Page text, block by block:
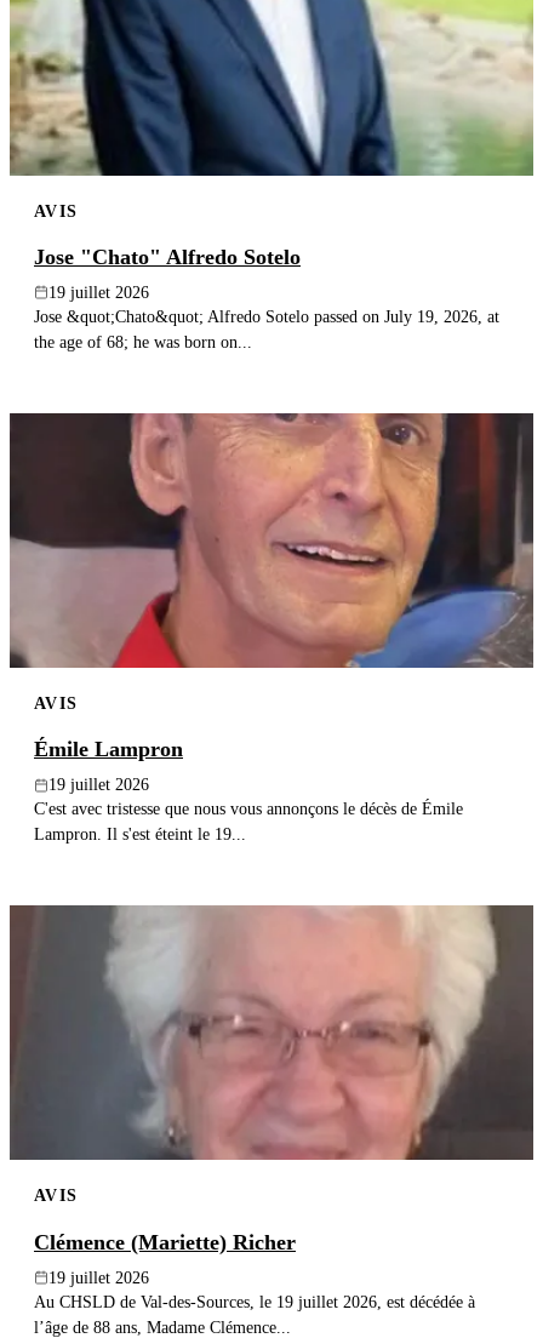
AVIS
Jose "Chato" Alfredo Sotelo
19 juillet 2026
Jose &quot;Chato&quot; Alfredo Sotelo passed on July 19, 2026, at
the age of 68; he was born on...
AVIS
Émile Lampron
19 juillet 2026
C'est avec tristesse que nous vous annonçons le décès de Émile
Lampron. Il s'est éteint le 19...
AVIS
Clémence (Mariette) Richer
19 juillet 2026
Au CHSLD de Val-des-Sources, le 19 juillet 2026, est décédée à
l’âge de 88 ans, Madame Clémence...